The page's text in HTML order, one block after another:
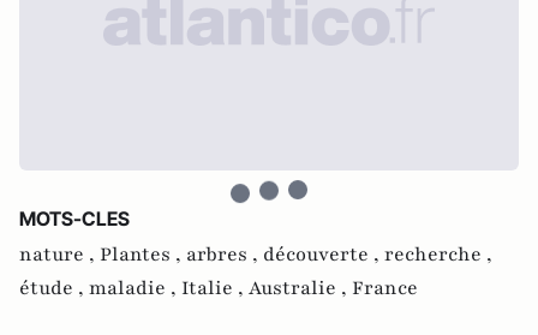
MOTS-CLES
nature , Plantes , arbres , découverte , recherche ,
étude , maladie , Italie , Australie , France